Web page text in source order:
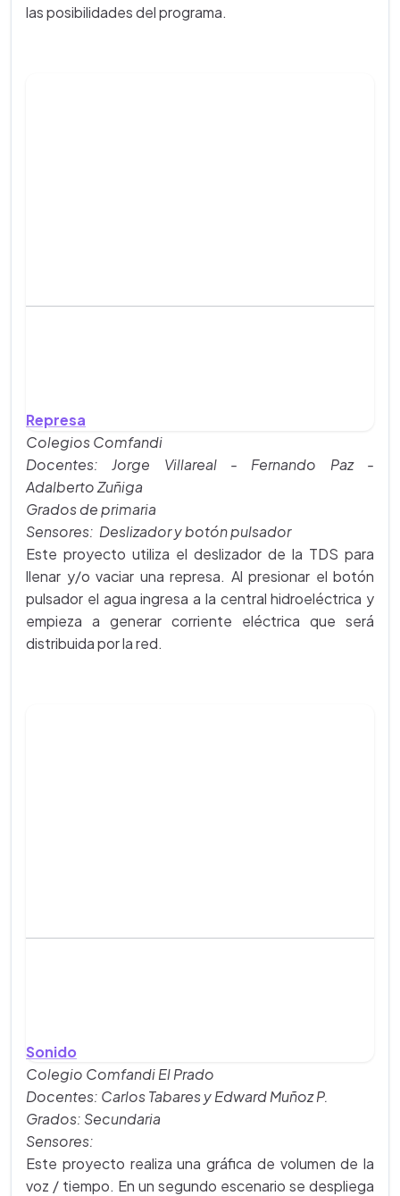
las posibilidades del programa.
Represa
Colegios Comfandi
Docentes: Jorge Villareal - Fernando Paz -
Adalberto Zuñiga
Grados de primaria
Sensores: Deslizador y botón pulsador
Este proyecto utiliza el deslizador de la TDS para
llenar y/o vaciar una represa. Al presionar el botón
pulsador el agua ingresa a la central hidroeléctrica y
empieza a generar corriente eléctrica que será
distribuida por la red.
Sonido
Colegio Comfandi El Prado
Docentes: Carlos Tabares y Edward Muñoz P.
Grados: Secundaria
Sensores:
Este proyecto realiza una gráfica de volumen de la
voz / tiempo. En un segundo escenario se despliega